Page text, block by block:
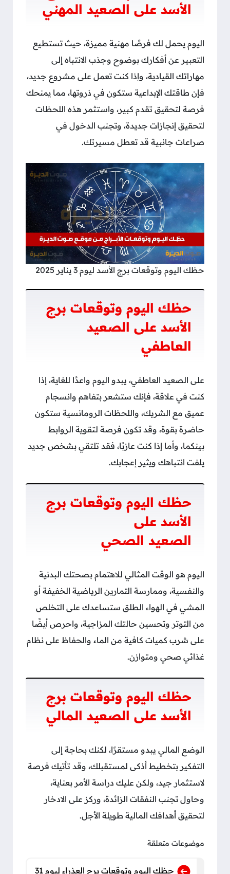
الأسد على الصعيد المهني
اليوم يحمل لك فرصًا مهنية مميزة، حيث تستطيع
التعبير عن أفكارك بوضوح وجذب الانتباه إلى
مهاراتك القيادية، وإذا كنت تعمل على مشروع جديد،
فإن طاقتك الإبداعية ستكون في ذروتها، مما يمنحك
فرصة لتحقيق تقدم كبير، واستثمر هذه اللحظات
لتحقيق إنجازات جديدة، وتجنب الدخول في
صراعات جانبية قد تعطل مسيرتك.
حظك اليوم وتوقعات برج الأسد ليوم 3 يناير 2025
حظك اليوم وتوقعات برج
الأسد على الصعيد
العاطفي
على الصعيد العاطفي، يبدو اليوم واعدًا للغاية، إذا
كنت في علاقة، فإنك ستشعر بتفاهم وانسجام
عميق مع الشريك، واللحظات الرومانسية ستكون
حاضرة بقوة، وقد تكون فرصة لتقوية الروابط
بينكما، وأما إذا كنت عازبًا، فقد تلتقي بشخص جديد
يلفت انتباهك ويثير إعجابك.
حظك اليوم وتوقعات برج
الأسد على
الصعيد الصحي
اليوم هو الوقت المثالي للاهتمام بصحتك البدنية
والنفسية، وممارسة التمارين الرياضية الخفيفة أو
المشي في الهواء الطلق ستساعدك على التخلص
من التوتر وتحسين حالتك المزاجية، واحرص أيضًا
على شرب كميات كافية من الماء والحفاظ على نظام
غذائي صحي ومتوازن.
حظك اليوم وتوقعات برج
الأسد على الصعيد المالي
الوضع المالي يبدو مستقرًا، لكنك بحاجة إلى
التفكير بتخطيط أذكى لمستقبلك، وقد تأتيك فرصة
لاستثمار جيد، ولكن عليك دراسة الأمر بعناية،
وحاول تجنب النفقات الزائدة، وركز على الادخار
لتحقيق أهدافك المالية طويلة الأجل.
موضوعات متعلقة
حظك اليوم وتوقعات برج العذراء ليوم 31